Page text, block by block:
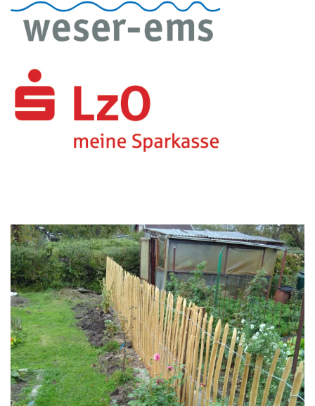
Anschauen....